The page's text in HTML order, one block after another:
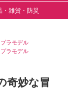
・雑貨・防災
プラモデル
プラモデル
奇妙な冒